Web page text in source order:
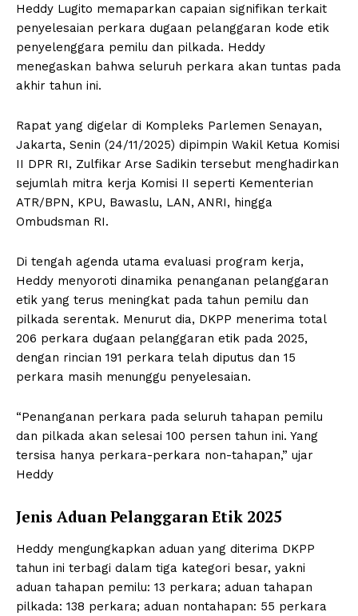
Heddy Lugito memaparkan capaian signifikan terkait
penyelesaian perkara dugaan pelanggaran kode etik
penyelenggara pemilu dan pilkada. Heddy
menegaskan bahwa seluruh perkara akan tuntas pada
akhir tahun ini.
Rapat yang digelar di Kompleks Parlemen Senayan,
Jakarta, Senin (24/11/2025) dipimpin Wakil Ketua Komisi
II DPR RI, Zulfikar Arse Sadikin tersebut menghadirkan
sejumlah mitra kerja Komisi II seperti Kementerian
ATR/BPN, KPU, Bawaslu, LAN, ANRI, hingga
Ombudsman RI.
Di tengah agenda utama evaluasi program kerja,
Heddy menyoroti dinamika penanganan pelanggaran
etik yang terus meningkat pada tahun pemilu dan
pilkada serentak. Menurut dia, DKPP menerima total
206 perkara dugaan pelanggaran etik pada 2025,
dengan rincian 191 perkara telah diputus dan 15
perkara masih menunggu penyelesaian.
“Penanganan perkara pada seluruh tahapan pemilu
dan pilkada akan selesai 100 persen tahun ini. Yang
tersisa hanya perkara-perkara non-tahapan,” ujar
Heddy
Jenis Aduan Pelanggaran Etik 2025
Heddy mengungkapkan aduan yang diterima DKPP
tahun ini terbagi dalam tiga kategori besar, yakni
aduan tahapan pemilu: 13 perkara; aduan tahapan
pilkada: 138 perkara; aduan nontahapan: 55 perkara